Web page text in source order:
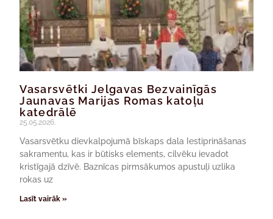
Vasarsvētki Jelgavas Bezvainīgās
Jaunavas Marijas Romas katoļu
katedrālē
25.05.2026.
Vasarsvētku dievkalpojumā bīskaps dala Iestiprināšanas
sakramentu, kas ir būtisks elements, cilvēku ievadot
kristīgajā dzīvē. Baznīcas pirmsākumos apustuļi uzlika
rokas uz
Lasīt vairāk »